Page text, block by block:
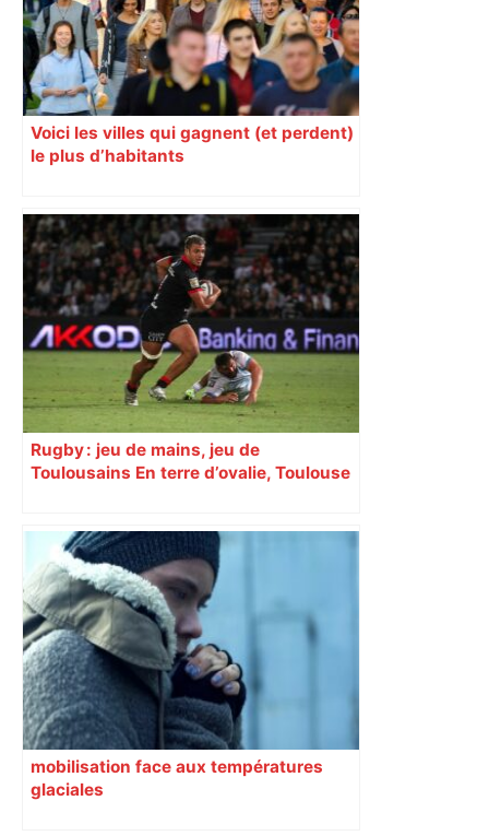
Voici les villes qui gagnent (et perdent)
le plus d’habitants
Rugby : jeu de mains, jeu de
Toulousains En terre d’ovalie, Toulouse
revendiquant surtout son art du jeu en
mouvement, vif et spectaculaire.
Décryptage. Série (4 / 10)
mobilisation face aux températures
glaciales